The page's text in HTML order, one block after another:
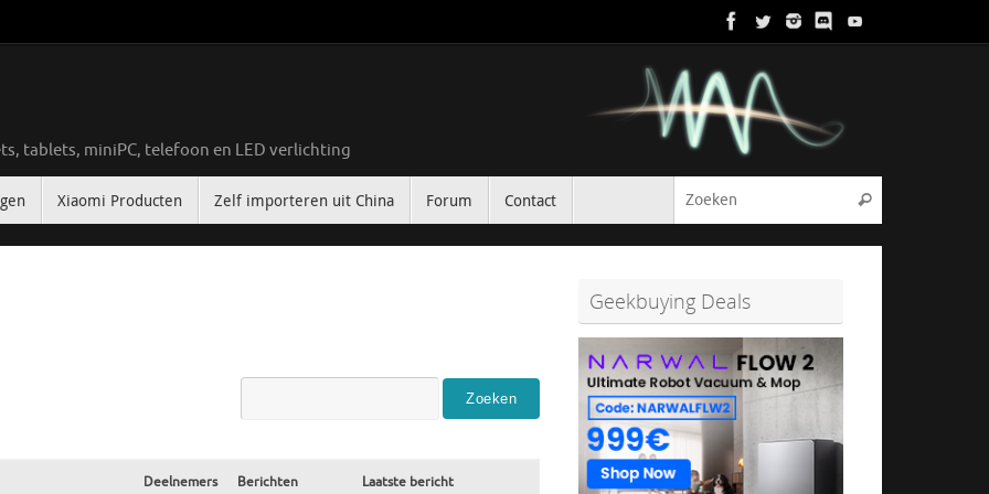
tablets, miniPC, telefoon en LED verlichting
Xiaomi Producten Zelf importeren uit China Forum Contact Zoeken
Deelnemers Berichten Laatste bericht
Geekbuying Deals